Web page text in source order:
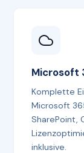
Microsoft
Komplette
Microsoft
SharePoint,
inklusive.